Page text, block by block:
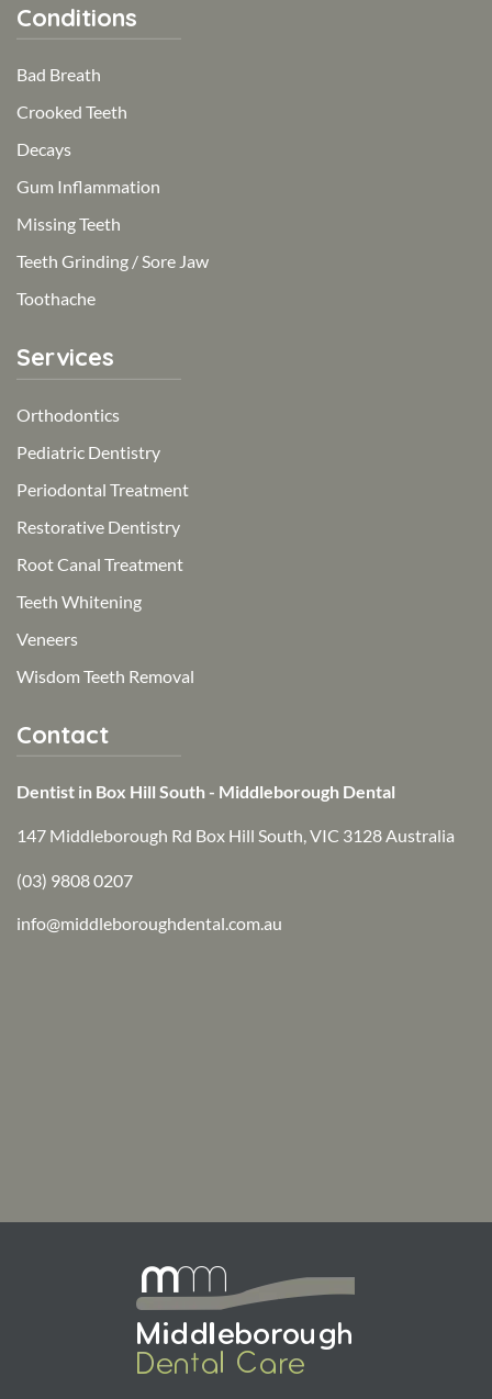
Conditions
Bad Breath
Crooked Teeth
Decays
Gum Inflammation
Missing Teeth
Teeth Grinding / Sore Jaw
Toothache
Services
Orthodontics
Pediatric Dentistry
Periodontal Treatment
Restorative Dentistry
Root Canal Treatment
Teeth Whitening
Veneers
Wisdom Teeth Removal
Contact
Dentist in Box Hill South - Middleborough Dental
147 Middleborough Rd Box Hill South, VIC 3128 Australia
(03) 9808 0207
info@middleboroughdental.com.au